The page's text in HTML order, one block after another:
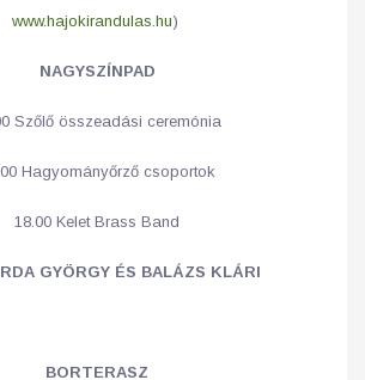
www.hajokirandulas.hu)
NAGYSZÍNPAD
Szőlő összeadási ceremónia
Hagyományőrző csoportok
18.00 Kelet Brass Band
GYÖRGY ÉS BALÁZS KLÁRI
BORTERASZ